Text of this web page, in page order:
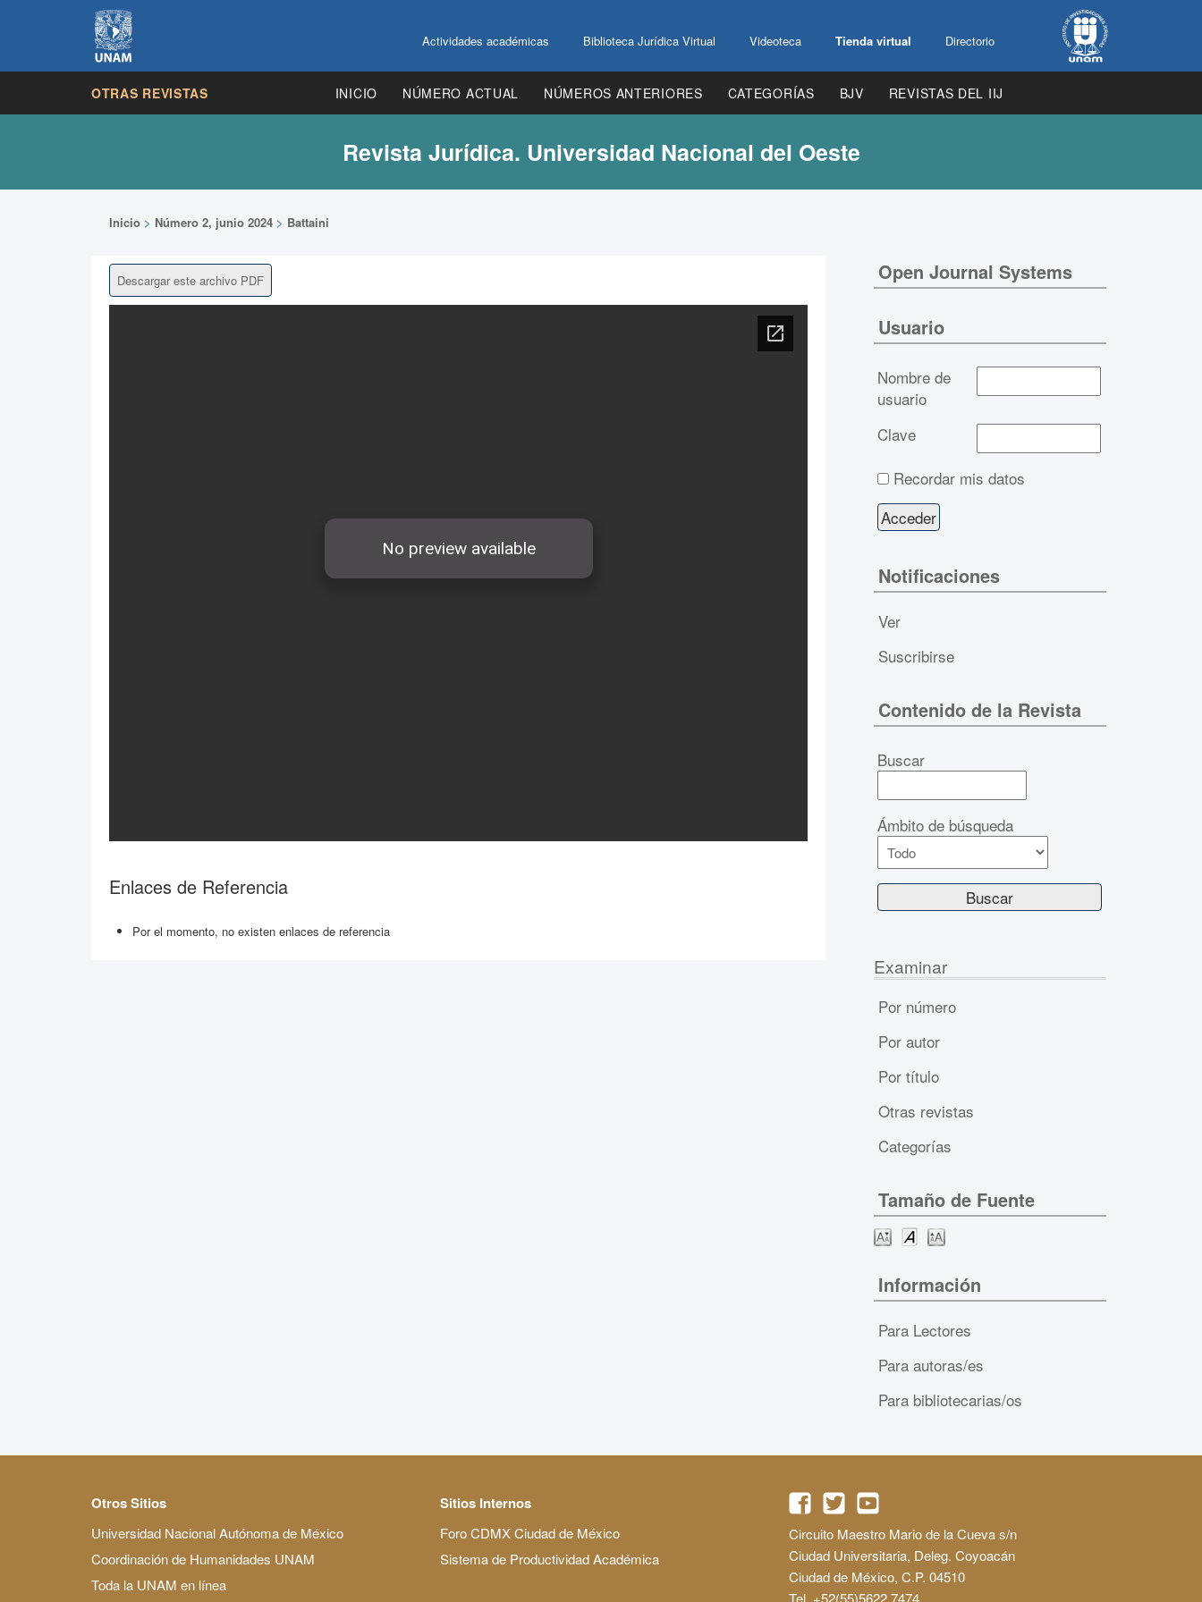
Actividades académicas Biblioteca Jurídica Virtual Videoteca Tienda virtual Directorio
OTRAS REVISTAS INICIO NÚMERO ACTUAL NÚMEROS ANTERIORES CATEGORÍAS BJV REVISTAS DEL IIJ
Revista Jurídica. Universidad Nacional del Oeste
Inicio > Número 2, junio 2024 > Battaini
Descargar este archivo PDF
Enlaces de Referencia
Por el momento, no existen enlaces de referencia
Open Journal Systems
Usuario
Nombre de
usuario
Clave
Recordar mis datos
Notificaciones
Ver
Suscribirse
Contenido de la Revista
Buscar
Ámbito de búsqueda
Examinar
Por número
Por autor
Por título
Otras revistas
Categorías
Tamaño de Fuente
Información
Para Lectores
Para autoras/es
Para bibliotecarias/os
Otros Sitios
Universidad Nacional Autónoma de México
Coordinación de Humanidades UNAM
Toda la UNAM en línea
Sitios Internos
Foro CDMX Ciudad de México
Sistema de Productividad Académica
Circuito Maestro Mario de la Cueva s/n
Ciudad Universitaria, Deleg. Coyoacán
Ciudad de México, C.P. 04510
Tel. +52(55)5622 7474